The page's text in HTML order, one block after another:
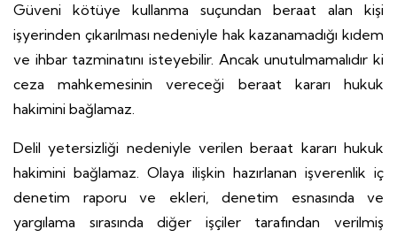
Güveni kötüye kullanma suçundan beraat alan kişi
işyerinden çıkarılması nedeniyle hak kazanamadığı kıdem
ve ihbar tazminatını isteyebilir. Ancak unutulmamalıdır ki
ceza mahkemesinin vereceği beraat kararı hukuk
hakimini bağlamaz.
Delil yetersizliği nedeniyle verilen beraat kararı hukuk
hakimini bağlamaz. Olaya ilişkin hazırlanan işverenlik iç
denetim raporu ve ekleri, denetim esnasında ve
yargılama sırasında diğer işçiler tarafından verilmiş